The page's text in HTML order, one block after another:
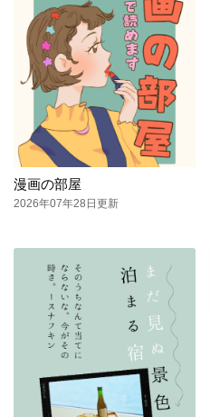
漫画の部屋
2026年07年28日更新